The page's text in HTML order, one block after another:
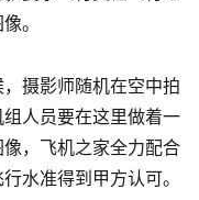
。
摄影师随机在空中拍
人员要在这里做着一
，飞机之家全力配合
水准得到甲方认可。